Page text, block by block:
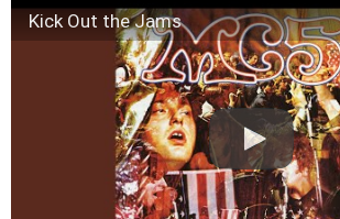
Kick Out the Jams